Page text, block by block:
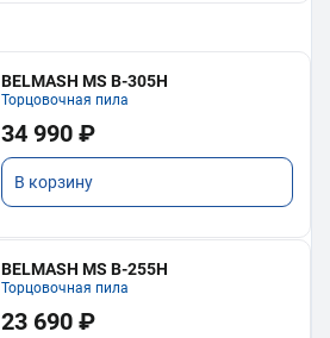
BELMASH MS B-305H
Торцовочная пила
34 990 ₽
В корзину
BELMASH MS B-255H
Торцовочная пила
23 690 ₽